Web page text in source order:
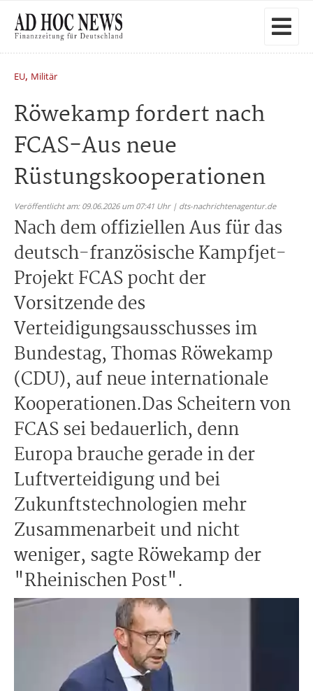
EU, Militär
Röwekamp fordert nach
FCAS-Aus neue
Rüstungskooperationen
Veröffentlicht am: 09.06.2026 um 07:41 Uhr | dts-nachrichtenagentur.de
Nach dem offiziellen Aus für das
deutsch-französische Kampfjet-
Projekt FCAS pocht der
Vorsitzende des
Verteidigungsausschusses im
Bundestag, Thomas Röwekamp
(CDU), auf neue internationale
Kooperationen.Das Scheitern von
FCAS sei bedauerlich, denn
Europa brauche gerade in der
Luftverteidigung und bei
Zukunftstechnologien mehr
Zusammenarbeit und nicht
weniger, sagte Röwekamp der
"Rheinischen Post".